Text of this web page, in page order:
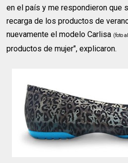
en el país y me respondieron que
recarga de los productos de
nuevamente el modelo Carlisa (foto
productos de mujer", explicaron.